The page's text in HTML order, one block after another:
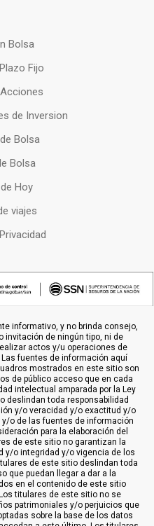
Bolsa
Fijo
de Inversion
Bolsa
Bolsa
Hoy
viajes
informativo, y no brinda consejo,
invitación de ningún tipo, ni de
actos y/u operaciones de
fuentes de información aquí
mostrados en este sitio son
de público acceso que en cada
intelectual amparada por la Ley
deslindan toda responsabilidad
y/o veracidad y/o exactitud y/o
o de las fuentes de información
para la elaboración del
de este sitio no garantizan la
y/o integridad y/o vigencia de los
de este sitio deslindan toda
que puedan llegar a dar a la
en el contenido de este sitio
titulares de este sitio no se
patrimoniales y/o perjuicios que
sobre la base de los datos